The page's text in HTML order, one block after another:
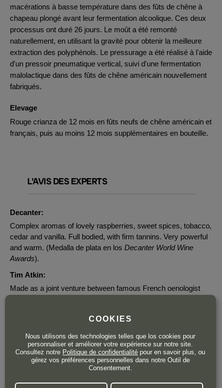
macérations à basse température dans des fûts de chêne à
chapeau plongé avant leur fermentation alcoolique. Ces deux
processus ont duré 26 jours. Le moût a été remonté
naturellement, en utilisant la gravité pour obtenir la meilleure
extraction des polyphénols. Le pressurage a été réalisé à l'aide
d'un pressoir pneumatique vertical, suivi d'une fermentation
malolactique dans des fûts de chêne américain nouvellement
fabriqués.
Elevage
Rouge crianza de 12 mois en fûts neufs de chêne américain et
français, puis au moins 12 mois supplémentaires en bouteille.
L'AVIS DES EXPERTS
Decanter:
Complex aromas of lovely raspberries, sweet spices, tobacco,
cedar and vanilla. Full bodied, with firm tannins. Very powerful
and warm. (Medalla de plata en los Decanter World Wine
Awards).
Tim Atkin:
Made as a joint venture between famous French oenologist
better balanced than it has been in the past, it's an easy-
drinking style with violet and fennel top notes, textured tannins
and stylish French and American oak. 2025-27.
James Suckling:
A more elegant expression of Rioja with fine spices, red
berries and plums. Juicy and chewy on the palate with
COOKIES
Nous utilisons des technologies telles que los cookies pour
personnaliser et améliorer votre expérience sur notre site.
Consultez notre Politique de confidentialité pour en savoir plus, ou
gérez vos préférences personnelles dans notre Outil de
Consentement.